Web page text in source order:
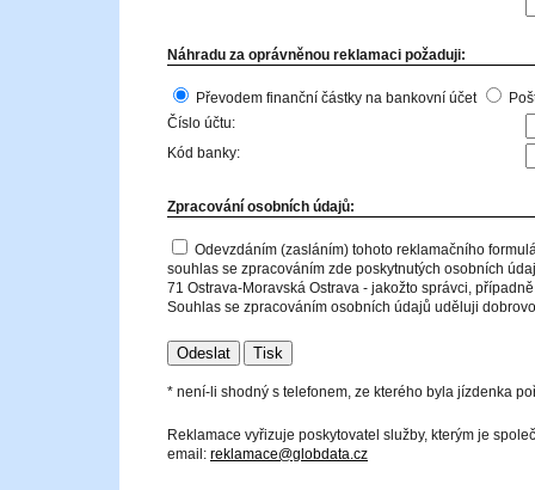
Náhradu za oprávněnou reklamaci požaduji:
Převodem finanční částky na bankovní účet
Číslo účtu:
Kód banky:
Zpracování osobních údajů:
Odevzdáním (zasláním) tohoto reklamačního
souhlas se zpracováním zde poskytnutých osobních
71 Ostrava-Moravská Ostrava - jakožto správci,
Souhlas se zpracováním osobních údajů uděluji
* není-li shodný s telefonem, ze kterého byla jízdenka
Reklamace vyřizuje poskytovatel služby, kterým je
email: reklamace@globdata.cz